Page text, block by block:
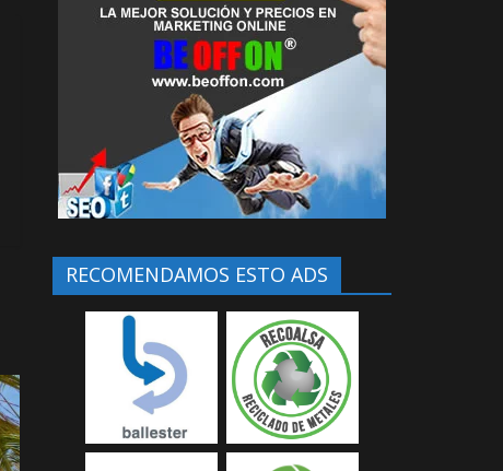
RECOMENDAMOS ESTO ADS